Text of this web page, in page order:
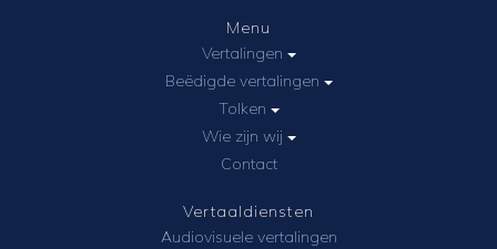
Menu
Vertalingen
Beëdigde vertalingen
Tolken
Wie zijn wij
Contact
Vertaaldiensten
Audiovisuele vertalingen